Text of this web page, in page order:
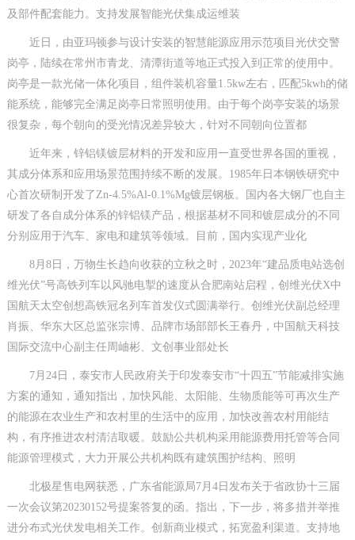
及部件配套能力。支持发展智能光伏集成运维装
近日，由亚玛顿参与设计安装的智慧能源应用示范项目光伏交警
岗亭，陆续在常州市青龙、清潭街道等地正式投入到正常的使用中。
岗亭是一款光储一体化项目，组件装机容量1.5kw左右，匹配5kwh的储
能系统，能够完全满足岗亭日常照明使用。由于每个岗亭安装的场景
很复杂，每个朝向的受光情况差异较大，针对不同朝向位置都
近年来，锌铝镁镀层材料的开发和应用一直受世界各国的重视，
其成分体系和应用场景范围持续不断的发展。1985年日本钢铁研究中
心首次研制开发了Zn-4.5%Al-0.1%Mg镀层钢板。国内各大钢厂也自主
研发了各自成分体系的锌铝镁产品，根据基材不同和镀层成分的不同
分别应用于汽车、家电和建筑等领域。目前，国内实现产业化
8月8日，万物生长趋向收获的立秋之时，2023年“建品质电站选创
维光伏”号高铁列车以风驰电掣的速度从合肥南站启程，创维光伏X中
国航天太空创想高铁冠名列车首发仪式圆满举行。创维光伏副总经理
肖振、华东大区总监张宗博、品牌市场部部长王春丹，中国航天科技
国际交流中心副主任周岫彬、文创事业部处长
7月24日，泰安市人民政府关于印发泰安市“十四五”节能减排实施
方案的通知，通知指出，加快风能、太阳能、生物质能等可再次生产
的能源在农业生产和农村里的生活中的应用，加快改善农村用能结
构，有序推进农村清洁取暖。鼓励公共机构采用能源费用托管等合同
能源管理模式，大力开展公共机构既有建筑围护结构、照明
北极星售电网获悉，广东省能源局7月4日发布关于省政协十三届
一次会议第20230152号提案答复的函。指出，下一步，将多措并举推
进分布式光伏发电相关工作。创新商业模式，拓宽盈利渠道。支持地